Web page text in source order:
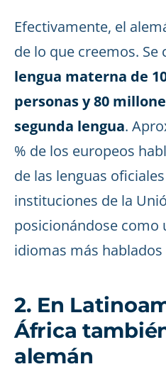
Efectivamente, el
de lo que creemos. Se
lengua materna de
personas y 80
segunda lengua.
% de los europeos
de las lenguas
instituciones de la
posicionándose como
idiomas más
2. En
África
alemán